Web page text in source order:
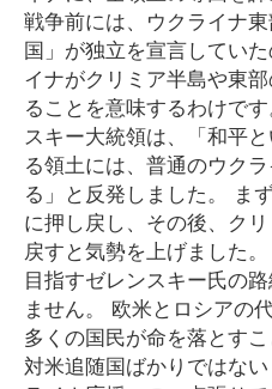
戦争前には、ウクライナ
国」が独立を宣言してい
イナがクリミア半島や東
ることを意味するわけで
スキー大統領は、「和平
る領土には、普通のウク
る」と反発しました。 ま
に押し戻し、その後、ク
戻すと気勢を上げました
目指すゼレンスキー氏の
ません。 欧米とロシアの
多くの国民が命を落とす
対米追随国ばかりではな